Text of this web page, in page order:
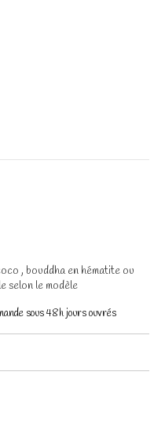
, bouddha en hématite ou
selon le modèle
sous 48h jours ouvrés